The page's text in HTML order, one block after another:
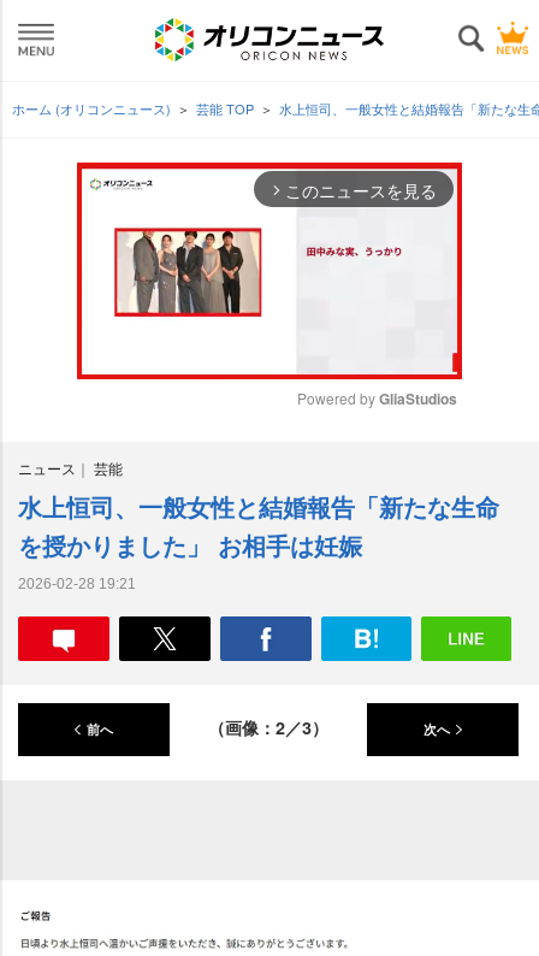
ホーム (オリコンニュース) 芸能 TOP 水上恒司、一般女性と結婚報告「新たな
arrow_forward_ios このニュースを見る
t
e
Powered by GliaStudios
ニュース 芸能
水上恒司、一般女性と結婚報告「新たな生命
を授かりました」 お相手は妊娠
2026-02-28 19:21
前へ （画像：2／3） 次へ